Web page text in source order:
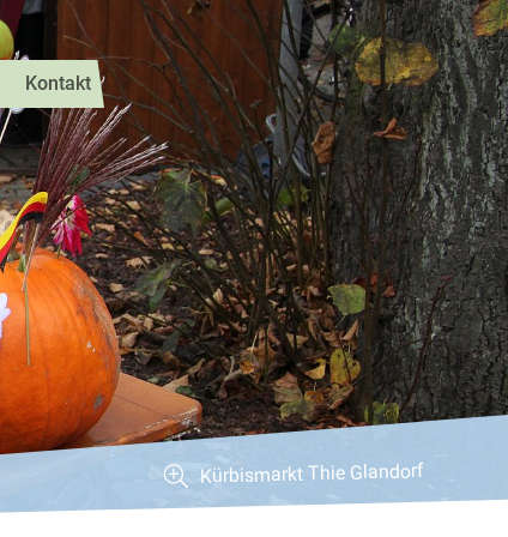
Kontakt
Kürbismarkt Thie Glandorf